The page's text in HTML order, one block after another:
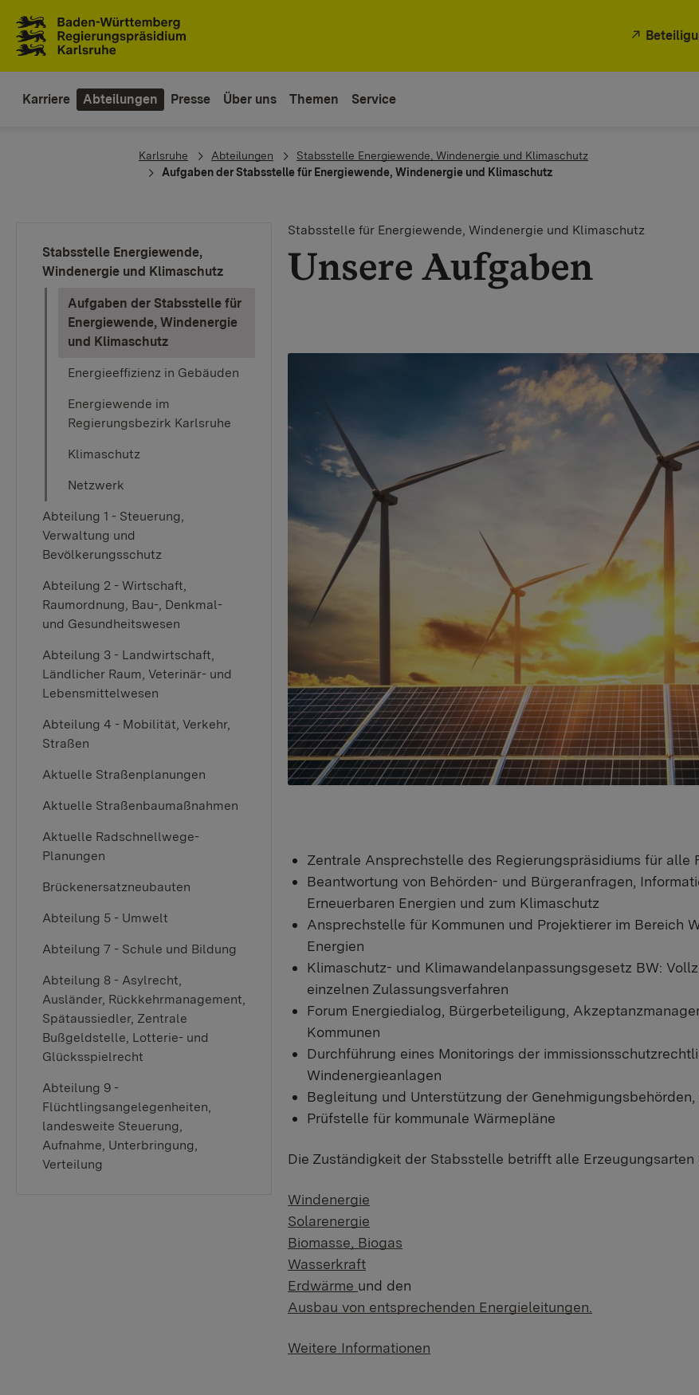
Karriere Abteilungen Presse Über uns Themen Service
You are here:
Karlsruhe Abteilungen
Stabsstelle Energiewende, Windenergie und Klimaschutz
Aufgaben der Stabsstelle für Energiewende, Windenergie und Klimaschutz
Stabsstelle Energiewende,
Windenergie und Klimaschutz
Aufgaben der Stabsstelle für
Energiewende, Windenergie
und Klimaschutz(current)
Energieeffizienz in Gebäuden
Energiewende im
Regierungsbezirk Karlsruhe
Klimaschutz
Netzwerk
Abteilung 1 - Steuerung,
Verwaltung und
Bevölkerungsschutz
Abteilung 2 - Wirtschaft,
Raumordnung, Bau-, Denkmal-
und Gesundheitswesen
Abteilung 3 - Landwirtschaft,
Ländlicher Raum, Veterinär- und
Lebensmittelwesen
Abteilung 4 - Mobilität, Verkehr,
Straßen
Aktuelle Straßenplanungen
Aktuelle Straßenbaumaßnahmen
Aktuelle Radschnellwege-
Planungen
Brückenersatzneubauten
Abteilung 5 - Umwelt
Abteilung 7 - Schule und Bildung
Abteilung 8 - Asylrecht,
Ausländer, Rückkehrmanagement,
Spätaussiedler, Zentrale
Bußgeldstelle, Lotterie- und
Glücksspielrecht
Abteilung 9 -
Flüchtlingsangelegenheiten,
landesweite Steuerung,
Aufnahme, Unterbringung,
Verteilung
Stabsstelle für Energiewende, Windenergie und Klimaschutz
Unsere Aufgaben
Zentrale Ansprechstelle des Regierungspräsidiums für alle
Beantwortung von Behörden- und Bürgeranfragen,
Erneuerbaren Energien und zum Klimaschutz
Ansprechstelle für Kommunen und Projektierer im Bereich
Energien
Klimaschutz- und Klimawandelanpassungsgesetz BW:
einzelnen Zulassungsverfahren
Forum Energiedialog, Bürgerbeteiligung,
Kommunen
Durchführung eines Monitorings der
Windenergieanlagen
Begleitung und Unterstützung der
Prüfstelle für kommunale Wärmepläne
Die Zuständigkeit der Stabsstelle betrifft alle Erzeugungsarten
Windenergie
Solarenergie
Biomasse, Biogas
Wasserkraft
Erdwärme und den
Ausbau von entsprechenden Energieleitungen.
Weitere Informationen